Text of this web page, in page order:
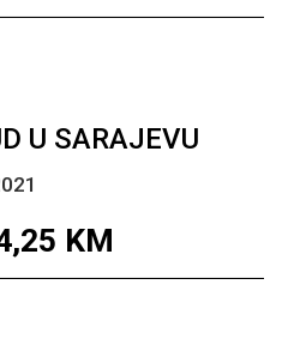
U SARAJEVU
KM